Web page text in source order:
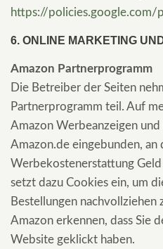
https://policies.google.com/
6. ONLINE MARKETING
Amazon Partnerprogramm
Die Betreiber der Seiten
Partnerprogramm teil. Auf
Amazon Werbeanzeigen
Amazon.de eingebunden, an
Werbekostenerstattung
setzt dazu Cookies ein, um
Bestellungen nachvollziehen
Amazon erkennen, dass Sie
Website geklickt haben.